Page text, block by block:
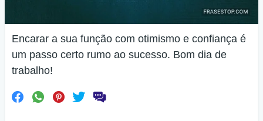
Encarar a sua função com otimismo e confiança é
um passo certo rumo ao sucesso. Bom dia de
trabalho!